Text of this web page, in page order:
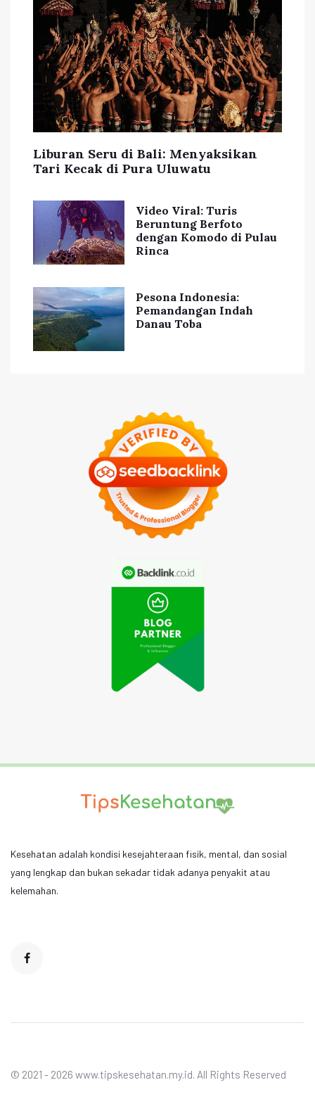
Liburan Seru di Bali: Menyaksikan
Tari Kecak di Pura Uluwatu
Video Viral: Turis
Beruntung Berfoto
dengan Komodo di Pulau
Rinca
Pesona Indonesia:
Pemandangan Indah
Danau Toba
Kesehatan adalah kondisi kesejahteraan fisik, mental, dan sosial
yang lengkap dan bukan sekadar tidak adanya penyakit atau
kelemahan.
© 2021 - 2026 www.tipskesehatan.my.id. All Rights Reserved